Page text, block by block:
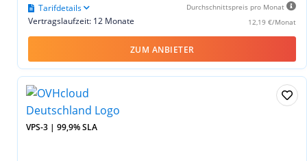
Durchschnittspreis pro Monat
12,19 €/Monat
Vertragslaufzeit: 12 Monate
Tarifdetails
ZUM ANBIETER
VPS-3 | 99,9% SLA